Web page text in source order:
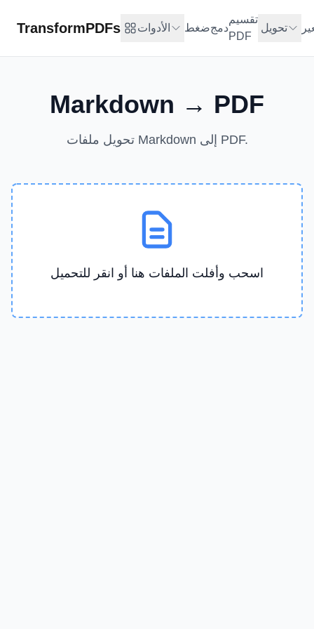
TransformPDFs الأدوات ضغطدمج
تقسيم
PDF
تحويل
Markdown → PDF
تحويل ملفات Markdown إلى PDF.
اسحب وأفلت الملفات هنا أو انقر للتحميل